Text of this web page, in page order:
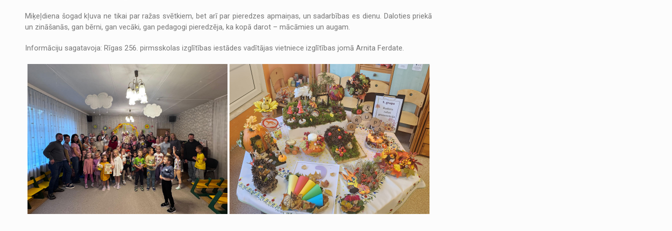
Miķeļdiena šogad kļuva ne tikai par ražas svētkiem, bet arī par pieredzes apmaiņas, un sadarbības es dienu. Daloties priekā
un zināšanās, gan bērni, gan vecāki, gan pedagogi pieredzēja, ka kopā darot – mācāmies un augam.
Informāciju sagatavoja: Rīgas 256. pirmsskolas izglītības iestādes vadītājas vietniece izglītības jomā Arnita Ferdate.